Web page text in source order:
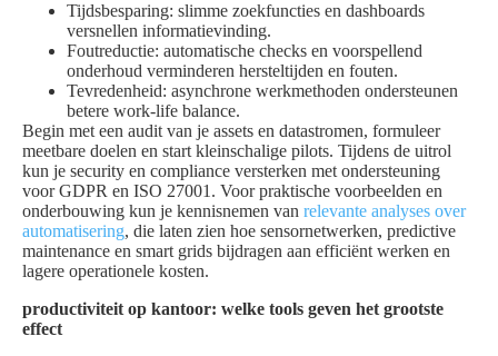
Tijdsbesparing: slimme zoekfuncties en dashboards
versnellen informatievinding.
Foutreductie: automatische checks en voorspellend
onderhoud verminderen hersteltijden en fouten.
Tevredenheid: asynchrone werkmethoden ondersteunen
betere work-life balance.
Begin met een audit van je assets en datastromen, formuleer
meetbare doelen en start kleinschalige pilots. Tijdens de uitrol
kun je security en compliance versterken met ondersteuning
voor GDPR en ISO 27001. Voor praktische voorbeelden en
onderbouwing kun je kennisnemen van relevante analyses over
automatisering, die laten zien hoe sensornetwerken, predictive
maintenance en smart grids bijdragen aan efficiënt werken en
lagere operationele kosten.
productiviteit op kantoor: welke tools geven het grootste
effect